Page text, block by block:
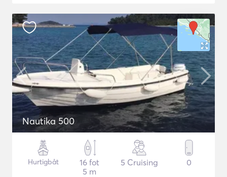
Nautika 500
Hurtigbåt
16 fot
5 m
5 Cruising 0